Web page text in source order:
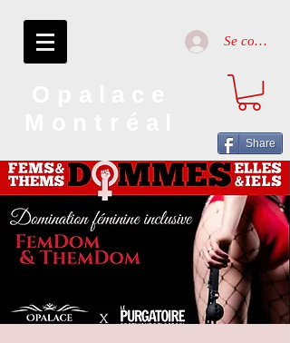
Se connecter
Share